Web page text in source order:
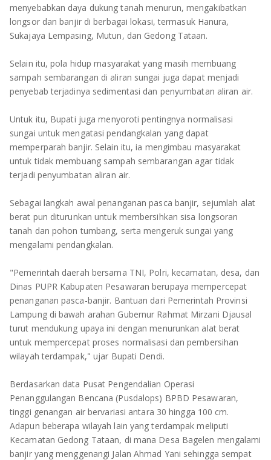
menyebabkan daya dukung tanah menurun, mengakibatkan
longsor dan banjir di berbagai lokasi, termasuk Hanura,
Sukajaya Lempasing, Mutun, dan Gedong Tataan.
Selain itu, pola hidup masyarakat yang masih membuang
sampah sembarangan di aliran sungai juga dapat menjadi
penyebab terjadinya sedimentasi dan penyumbatan aliran air.
Untuk itu, Bupati juga menyoroti pentingnya normalisasi
sungai untuk mengatasi pendangkalan yang dapat
memperparah banjir. Selain itu, ia mengimbau masyarakat
untuk tidak membuang sampah sembarangan agar tidak
terjadi penyumbatan aliran air.
Sebagai langkah awal penanganan pasca banjir, sejumlah alat
berat pun diturunkan untuk membersihkan sisa longsoran
tanah dan pohon tumbang, serta mengeruk sungai yang
mengalami pendangkalan.
"Pemerintah daerah bersama TNI, Polri, kecamatan, desa, dan
Dinas PUPR Kabupaten Pesawaran berupaya mempercepat
penanganan pasca-banjir. Bantuan dari Pemerintah Provinsi
Lampung di bawah arahan Gubernur Rahmat Mirzani Djausal
turut mendukung upaya ini dengan menurunkan alat berat
untuk mempercepat proses normalisasi dan pembersihan
wilayah terdampak," ujar Bupati Dendi.
Berdasarkan data Pusat Pengendalian Operasi
Penanggulangan Bencana (Pusdalops) BPBD Pesawaran,
tinggi genangan air bervariasi antara 30 hingga 100 cm.
Adapun beberapa wilayah lain yang terdampak meliputi
Kecamatan Gedong Tataan, di mana Desa Bagelen mengalami
banjir yang menggenangi Jalan Ahmad Yani sehingga sempat